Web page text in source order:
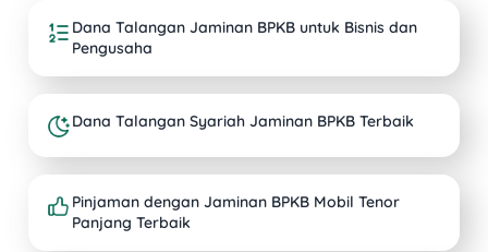
Dana Talangan Jaminan BPKB untuk Bisnis dan
Pengusaha
Dana Talangan Syariah Jaminan BPKB Terbaik
Pinjaman dengan Jaminan BPKB Mobil Tenor
Panjang Terbaik